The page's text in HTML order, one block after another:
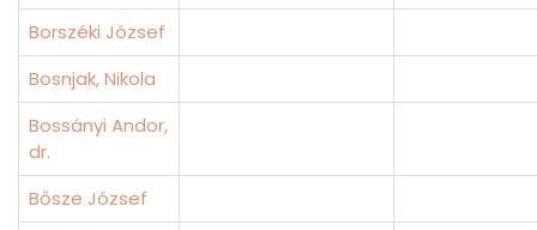
Borszéki József
Bosnjak, Nikola
Bossányi Andor,
dr.
Bősze József